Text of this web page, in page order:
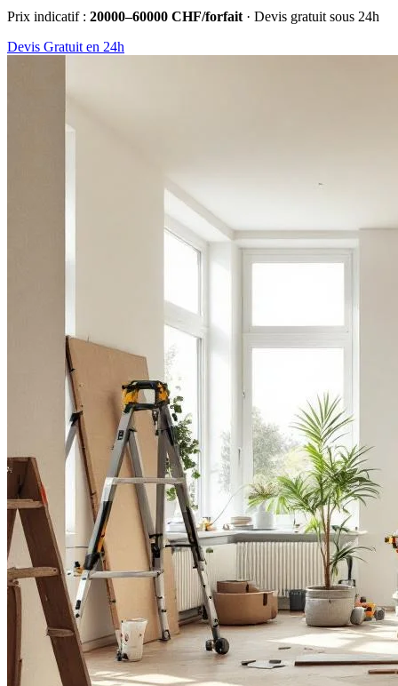
Prix indicatif : 20000–60000 CHF/forfait · Devis gratuit sous 24h
Devis Gratuit en 24h